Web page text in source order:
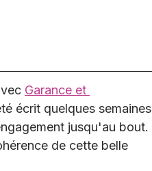
Garance et
écrit quelques semaines
jusqu'au bout.
de cette belle